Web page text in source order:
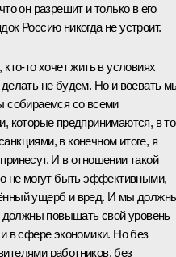
он разрешит и только в его
Россию никогда не устроит.
хочет жить в условиях
делать не будем. Но и воевать
собираемся со всеми
которые предпринимаются, в
в конечном итоге, я
И в отношении такой
не могут быть эффективными,
ущерб и вред. И мы
должны повышать свой уровень
в сфере экономики. Но без
работников, без